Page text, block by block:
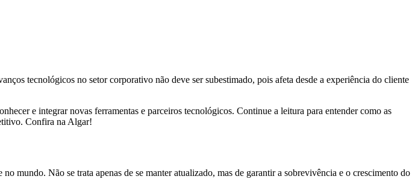
tecnológicos no setor corporativo não deve ser subestimado, pois afeta desde a experiência do cliente
e integrar novas ferramentas e parceiros tecnológicos. Continue a leitura para entender como as
Confira na Algar!
mundo. Não se trata apenas de se manter atualizado, mas de garantir a sobrevivência e o crescimento do